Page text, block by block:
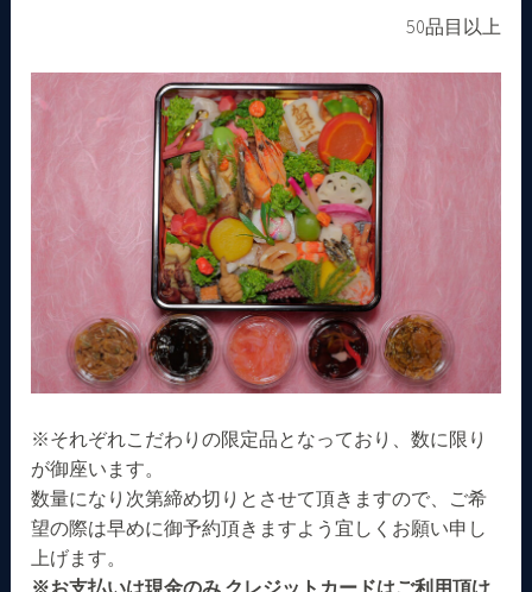
50品目以上
※それぞれこだわりの限定品となっており、数に限り
が御座います。
数量になり次第締め切りとさせて頂きますので、ご希
望の際は早めに御予約頂きますよう宜しくお願い申し
上げます。
※お支払いは現金のみ クレジットカードはご利用頂け